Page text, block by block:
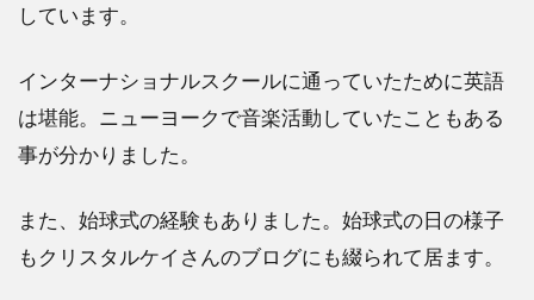
しています。
インターナショナルスクールに通っていたために英語
は堪能。ニューヨークで音楽活動していたこともある
事が分かりました。
また、始球式の経験もありました。始球式の日の様子
もクリスタルケイさんのブログにも綴られて居ます。